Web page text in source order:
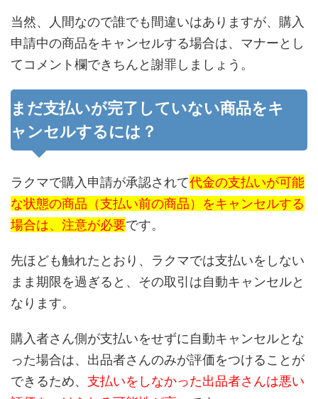
当然、人間なので誰でも間違いはありますが、購入
申請中の商品をキャンセルする場合は、マナーとし
てコメント欄できちんと謝罪しましょう。
まだ支払いが完了していない商品をキ
ャンセルするには？
ラクマで購入申請が承認されて代金の支払いが可能
な状態の商品（支払い前の商品）をキャンセルする
場合は、注意が必要です。
先ほども触れたとおり、ラクマでは支払いをしない
まま期限を過ぎると、その取引は自動キャンセルと
なります。
購入者さん側が支払いをせずに自動キャンセルとな
った場合は、出品者さんのみが評価をつけることが
できるため、 支払いをしなかった出品者さんは悪い